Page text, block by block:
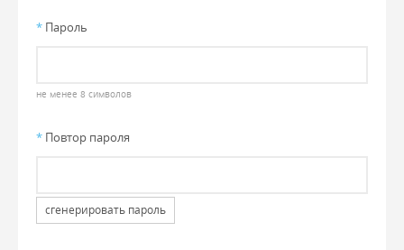
* Пароль
не менее 8 символов
* Повтор пароля
сгенерировать пароль